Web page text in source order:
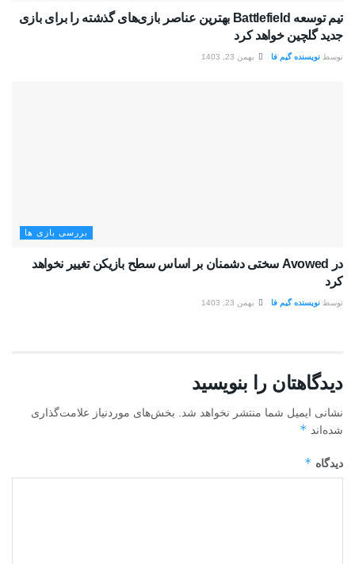
تیم توسعه Battlefield بهترین عناصر بازی‌های گذشته را برای بازی
جدید گلچین خواهد کرد
توسط نویسنده گیم فا بهمن 23, 1403
بررسی بازی ها
در Avowed سختی دشمنان بر اساس سطح بازیکن تغییر نخواهد
کرد
توسط نویسنده گیم فا بهمن 23, 1403
دیدگاهتان را بنویسید
نشانی ایمیل شما منتشر نخواهد شد.
بخش‌های موردنیاز علامت‌گذاری
شده‌اند *
دیدگاه *